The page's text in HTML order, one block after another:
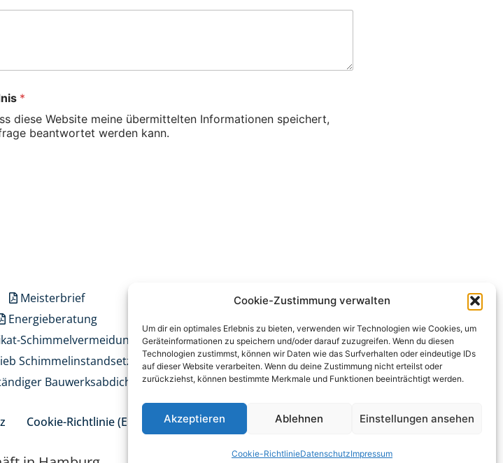
Cookie-Zustimmung verwalten
Um dir ein optimales Erlebnis zu bieten, verwenden wir Technologien wie Cookies, um
Geräteinformationen zu speichern und/oder darauf zuzugreifen. Wenn du diesen
Technologien zustimmst, können wir Daten wie das Surfverhalten oder eindeutige IDs
auf dieser Website verarbeiten. Wenn du deine Zustimmung nicht erteilst oder
zurückziehst, können bestimmte Merkmale und Funktionen beeinträchtigt werden.
Akzeptieren Ablehnen Einstellungen ansehen
Cookie-RichtlinieDatenschutzImpressum
*
diese Website meine übermittelten Informationen speichert,
beantwortet werden kann.
Meisterbrief
Energieberatung
Schimmelvermeidung
Schimmelinstandsetzung
Bauwerksabdichtung
Cookie-Richtlinie (EU)